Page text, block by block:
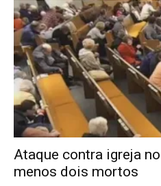
Ataque contra igreja
menos dois mortos